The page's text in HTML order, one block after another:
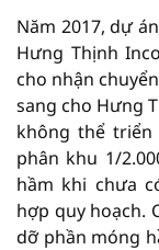
Năm 2017, dự
Hưng Thịnh
cho nhận
sang cho Hưng
không thể triển
phân khu 1/
hầm khi chưa
hợp quy hoạch.
dỡ phần móng